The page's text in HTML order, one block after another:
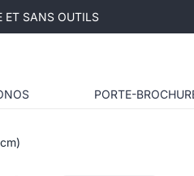
ET SANS OUTILS
PORTE-